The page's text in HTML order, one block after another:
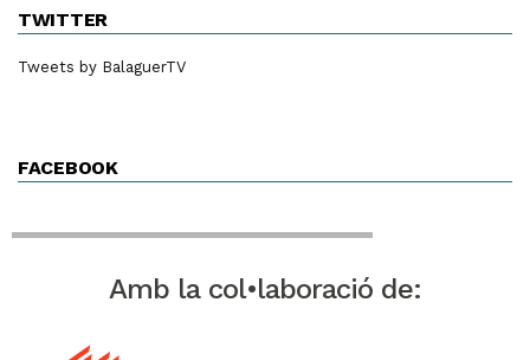
TWITTER
Tweets by BalaguerTV
FACEBOOK
Amb la col•laboració de: